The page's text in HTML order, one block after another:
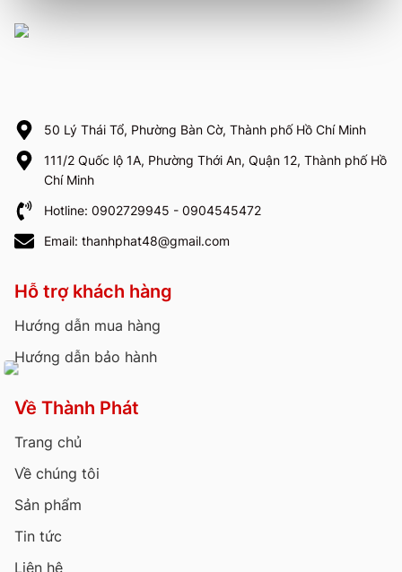
50 Lý Thái Tổ, Phường Bàn Cờ, Thành phố Hồ Chí Minh
111/2 Quốc lộ 1A, Phường Thới An, Quận 12, Thành phố Hồ
Chí Minh
Hotline: 0902729945 - 0904545472
Email: thanhphat48@gmail.com
Hỗ trợ khách hàng
Hướng dẫn mua hàng
Hướng dẫn bảo hành
Về Thành Phát
Trang chủ
Về chúng tôi
Sản phẩm
Tin tức
Liên hệ